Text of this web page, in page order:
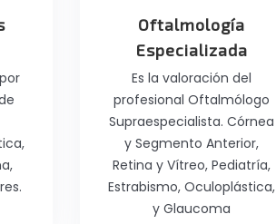
Oftalmología
Especializada
Es la valoración del
profesional Oftalmólogo
Supraespecialista. Córnea
y Segmento Anterior,
Retina y Vítreo, Pediatría,
Estrabismo, Oculoplástica,
y Glaucoma